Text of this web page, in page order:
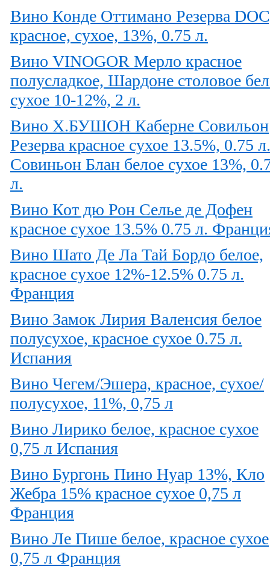
Вино Конде Оттимано Резерва
красное, сухое, 13%, 0.75 л.
Вино VINOGOR Мерло красное
полусладкое, Шардоне столовое
сухое 10-12%, 2 л.
Вино Х.БУШОН Каберне Совильон
Резерва красное сухое 13.5%, 0.75
Совиньон Блан белое сухое 13%,
л.
Вино Кот дю Рон Селье де Дофен
красное сухое 13.5% 0.75 л.
Вино Шато Де Ла Тай Бордо белое,
красное сухое 12%-12.5% 0.75 л.
Франция
Вино Замок Лирия Валенсия белое
полусухое, красное сухое 0.75 л.
Испания
Вино Чегем/Эшера, красное, сухое/
полусухое, 11%, 0,75 л
Вино Лирико белое, красное сухое
0,75 л Испания
Вино Бургонь Пино Нуар 13%, Кло
Жебра 15% красное сухое 0,75 л
Франция
Вино Ле Пише белое, красное сухое
0,75 л Франция